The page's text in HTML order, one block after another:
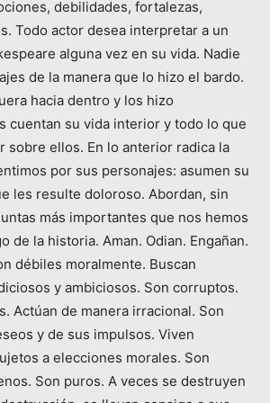
debilidades, fortalezas,
Todo actor desea interpretar a un
alguna vez en su vida. Nadie
de la manera que lo hizo el bardo.
hacia dentro y los hizo
cuentan su vida interior y todo lo que
sobre ellos. En lo anterior radica la
por sus personajes: asumen su
les resulte doloroso. Abordan, sin
más importantes que nos hemos
de la historia. Aman. Odian. Engañan.
débiles moralmente. Buscan
y ambiciosos. Son corruptos.
Actúan de manera irracional. Son
y de sus impulsos. Viven
a elecciones morales. Son
Son puros. A veces se destruyen